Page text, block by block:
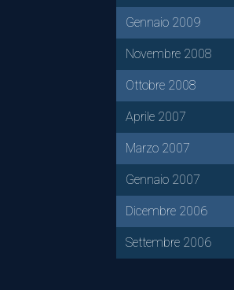
Gennaio 2009
Novembre 2008
Ottobre 2008
Aprile 2007
Marzo 2007
Gennaio 2007
Dicembre 2006
Settembre 2006